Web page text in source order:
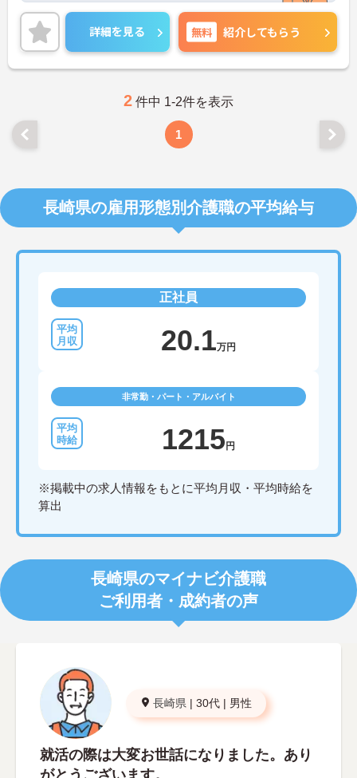
年間休日118日、残業は月平均2時間程度と少なめな
ので、ワークライフバランスを整えながら就業がで
きます。
ご興味のある方には、面接対策ポイントなど、さら
に詳細をお話しいたしますのでお気軽にご相談くだ
詳細を見る 無料 紹介してもらう
2 件中 1-2件を表示
1
長崎県の雇用形態別介護職の平均給与
正社員
20.1万円
非常勤・パート・アルバイト
1215 円
※掲載中の求人情報をもとに平均月収・平均時給を
算出
長崎県のマイナビ介護職
ご利用者・成約者の声
長崎県 | 30代 | 男性
就活の際は大変お世話になりました。あり
がとうございます。